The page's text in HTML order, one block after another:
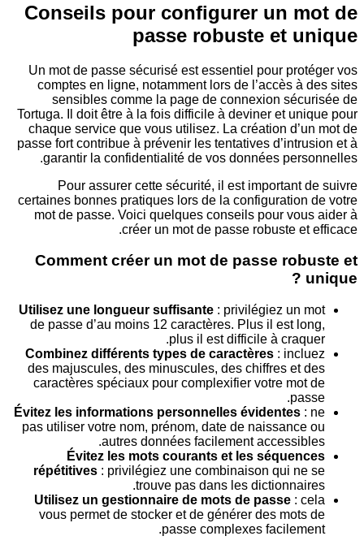
Conseils pour configurer un
passe robuste et
Un mot de passe sécurisé est essentiel pour
comptes en ligne, notamment lors de l’accès
sensibles comme la page de connexion
Tortuga. Il doit être à la fois difficile à deviner et
chaque service que vous utilisez. La création
passe fort contribue à prévenir les tentatives
garantir la confidentialité de vos données
Pour assurer cette sécurité, il est important
certaines bonnes pratiques lors de la
mot de passe. Voici quelques conseils pour
créer un mot de passe robuste
Comment créer un mot de passe
Utilisez une longueur suffisante: privilégiez un
de passe d’au moins 12 caractères. Plus il est
plus il est difficile à
Combinez différents types de caractères
:
des majuscules, des minuscules, des chiffres et
caractères spéciaux pour complexifier votre
Évitez les informations personnelles évidentes
pas utiliser votre nom, prénom, date de
autres données facilement
Évitez les mots courants et les
répétitives: privilégiez une combinaison qui
trouve pas dans les
Utilisez un gestionnaire de mots de passe
vous permet de stocker et de générer des
passe complexes